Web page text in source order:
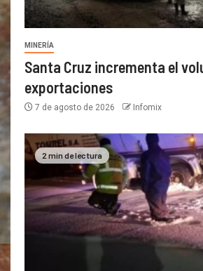
MINERÍA
Santa Cruz incrementa el
exportaciones
7 de agosto de 2026 Infomix
2 min de lectura